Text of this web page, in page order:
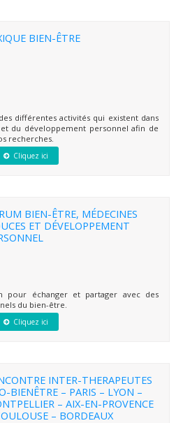
BIEN-ÊTRE
différentes activités qui existent dans
du développement personnel afin de
recherches.
Cliquez ici
BIEN-ÊTRE, MÉDECINES
ET DÉVELOPPEMENT
échanger et partager avec des
du bien-être.
Cliquez ici
INTER-THERAPEUTES
BIENÊTRE – PARIS – LYON –
– AIX-EN-PROVENCE
– BORDEAUX